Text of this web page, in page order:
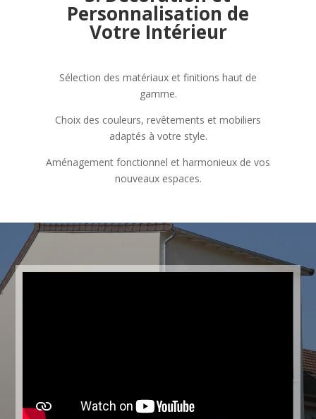
Personnalisation de
Votre Intérieur
Sélection des matériaux et finitions haut de
gamme.
Choix des couleurs, revêtements et mobiliers
adaptés à votre style.
Aménagement fonctionnel et harmonieux de vos
nouveaux espaces.